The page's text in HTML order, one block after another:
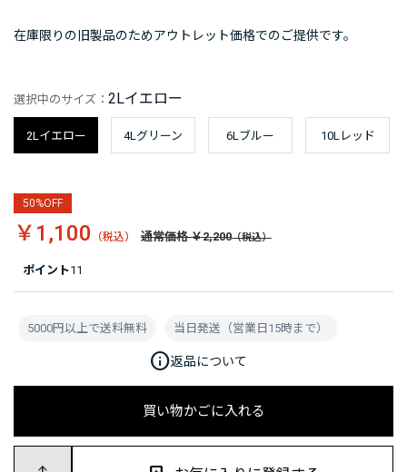
在庫限りの旧製品のためアウトレット価格でのご提供です。
ポイント11
選択中のサイズ： 2Lイエロー
2Lイエロー 4Lグリーン 6Lブルー 10Lレッド
50%OFF
￥1,100 通常価格 ￥2,200
買い物かごに入れる
5000円以上で送料無料 当日発送（営業日15時まで）
info返品について